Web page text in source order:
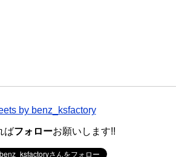
by benz_ksfactory
ばフォローお願いします!!